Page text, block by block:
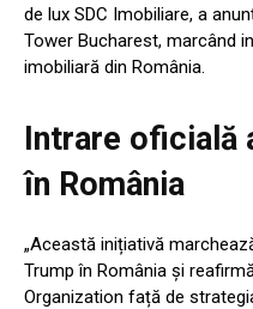
de lux SDC Imobiliare, a
Tower Bucharest, marcând
imobiliară din România.
Intrare oficială
în România
„Această inițiativă
Trump în România și
Organization față de